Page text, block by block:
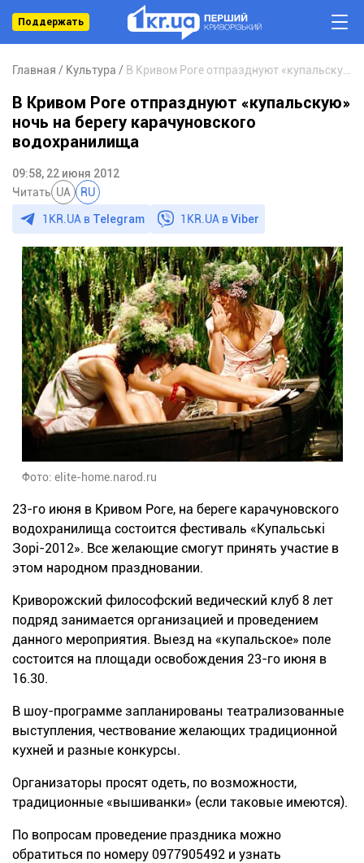
Поддержать
Главная Культура
В Кривом Роге отпразднуют «купальскую»
ночь на берегу карачуновского
водохранилища
09:58, 22 июня 2012
Читать UA RU
1KR.UA в Telegram 1KR.UA вViber
Фото: elite-home.narod.ru
23-го июня в Кривом Роге, на береге карачуновского
водохранилища состоится фестиваль «Купальські
Зорі-2012». Все желающие смогут принять участие в
этом народном праздновании.
Криворожский философский ведический клуб 8 лет
подряд занимается организацией и проведением
данного мероприятия. Выезд на «купальское» поле
состоится на площади освобождения 23-го июня в
16.30.
В шоу-программе запланированы театрализованные
выступления, чествование желающих традиционной
кухней и разные конкурсы.
Организаторы просят одеть, по возможности,
традиционные «вышиванки» (если таковые имеются).
По вопросам проведение праздника можно
обратиться по номеру 0977905492 и узнать